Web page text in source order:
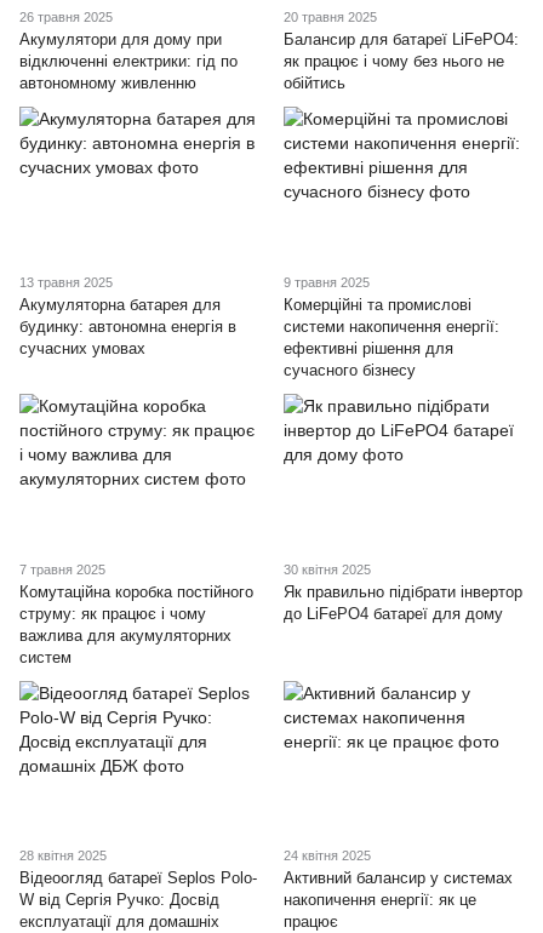
26 травня 2025
Акумулятори для дому при
відключенні електрики: гід по
автономному живленню
20 травня 2025
Балансир для батареї LiFePO4:
як працює і чому без нього не
обійтись
13 травня 2025
Акумуляторна батарея для
будинку: автономна енергія в
сучасних умовах
9 травня 2025
Комерційні та промислові
системи накопичення енергії:
ефективні рішення для
сучасного бізнесу
7 травня 2025
Комутаційна коробка постійного
струму: як працює і чому
важлива для акумуляторних
систем
30 квітня 2025
Як правильно підібрати інвертор
до LiFePO4 батареї для дому
28 квітня 2025
Відеоогляд батареї Seplos Polo-
W від Сергія Ручко: Досвід
експлуатації для домашніх
24 квітня 2025
Активний балансир у системах
накопичення енергії: як це
працює